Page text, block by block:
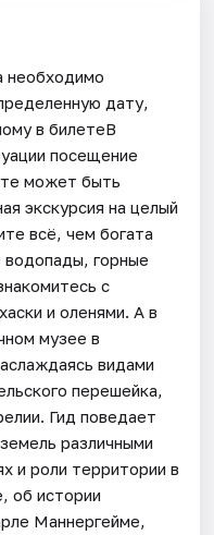
необходимо
дату,
в билетеВ
посещение
может быть
экскурсия на целый
всё, чем богата
водопады, горные
с
и оленями. А в
музее в
видами
перешейка,
Гид поведает
различными
и роли территории в
об истории
Маннергейме,